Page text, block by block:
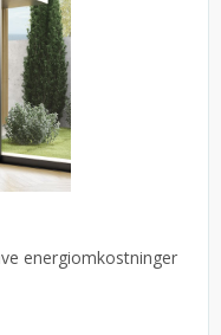
energiomkostninger